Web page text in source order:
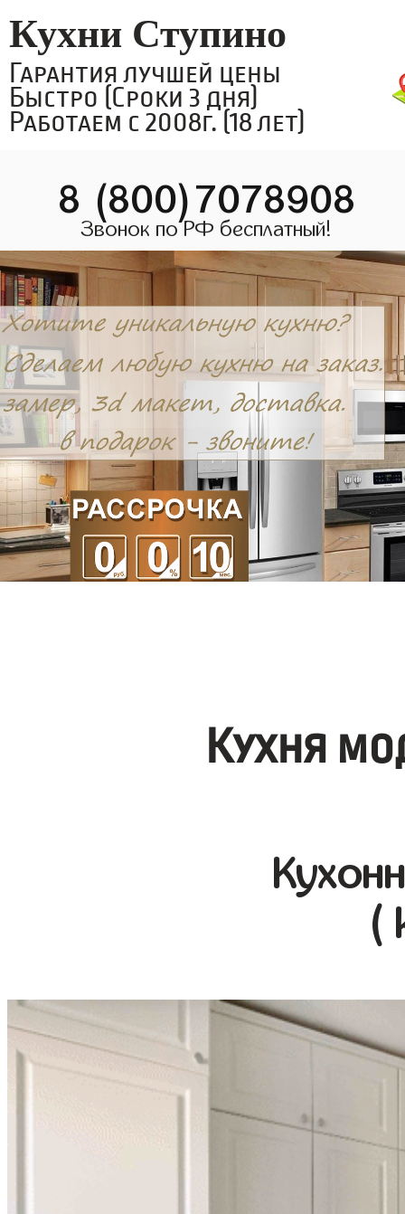
Кухни Ступино
Гарантия лучшей цены
Быстро (Сроки 3 дня)
Работаем с 2008г. (18 лет)
8 (800)7078908
Звонок по РФ бесплатный!
Кухня
(